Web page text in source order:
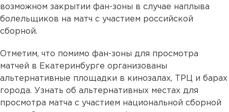
возможном закрытии фан-зоны в случае наплыва
болельщиков на матч с участием российской
сборной.
Отметим, что помимо фан-зоны для просмотра
матчей в Екатеринбурге организованы
альтернативные площадки в кинозалах, ТРЦ и барах
города. Узнать об альтернативных местах для
просмотра матча с участием национальной сборной